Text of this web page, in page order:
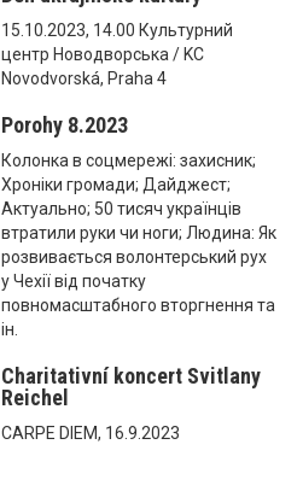
15.10.2023, 14.00 Культурний
центр Новодворська / KC
Novodvorská, Praha 4
Porohy 8.2023
Колонка в соцмережі: захисник;
Хроніки громади; Дайджест;
Актуально; 50 тисяч українців
втратили руки чи ноги; Людина: Як
розвивається волонтерський рух
у Чехії від початку
повномасштабного вторгнення та
ін.
Charitativní koncert Svitlany
Reichel
CARPE DIEM, 16.9.2023